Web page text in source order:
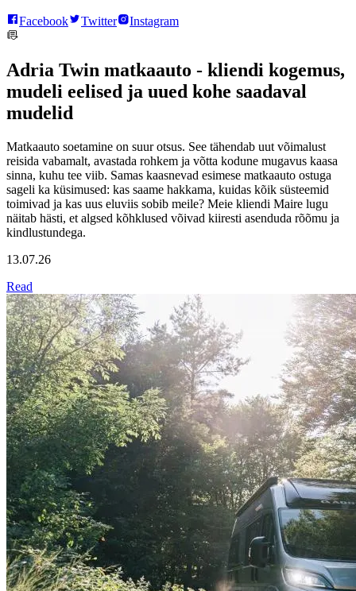
Facebook Twitter Instagram
Adria Twin matkaauto - kliendi kogemus,
mudeli eelised ja uued kohe saadaval
mudelid
Matkaauto soetamine on suur otsus. See tähendab uut võimalust
reisida vabamalt, avastada rohkem ja võtta kodune mugavus kaasa
sinna, kuhu tee viib. Samas kaasnevad esimese matkaauto ostuga
sageli ka küsimused: kas saame hakkama, kuidas kõik süsteemid
toimivad ja kas uus eluviis sobib meile? Meie kliendi Maire lugu
näitab hästi, et algsed kõhklused võivad kiiresti asenduda rõõmu ja
kindlustundega.
13.07.26
Read